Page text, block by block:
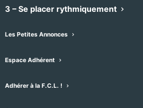
3 – Se placer rythmiquement
Les Petites Annonces
Espace Adhérent
Adhérer à la F.C.L. !
d’une entreprise, d’une
Complétez le formulaire en
Vous recevrez sous